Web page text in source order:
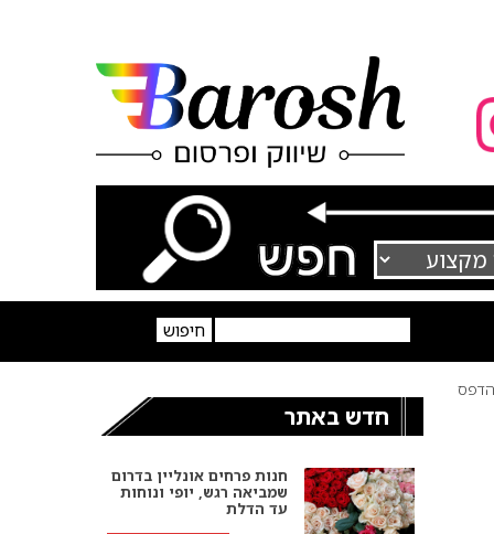
הדפס
חדש באתר
חנות פרחים אונליין בדרום
שמביאה רגש, יופי ונוחות
עד הדלת